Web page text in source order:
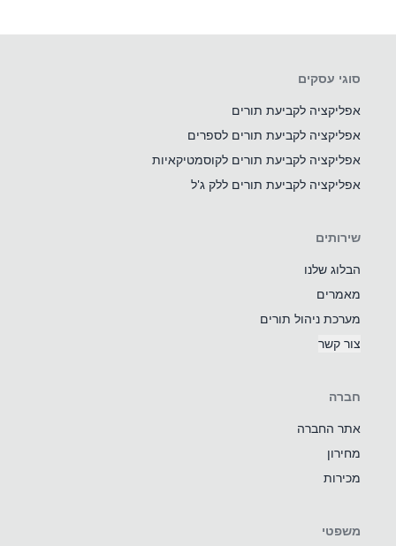
סוגי עסקים
אפליקציה לקביעת תורים
אפליקציה לקביעת תורים לספרים
אפליקציה לקביעת תורים לקוסמטיקאיות
אפליקציה לקביעת תורים ללק ג'ל
שירותים
הבלוג שלנו
מאמרים
מערכת ניהול תורים
צור קשר
חברה
אתר החברה
מחירון
מכירות
משפטי